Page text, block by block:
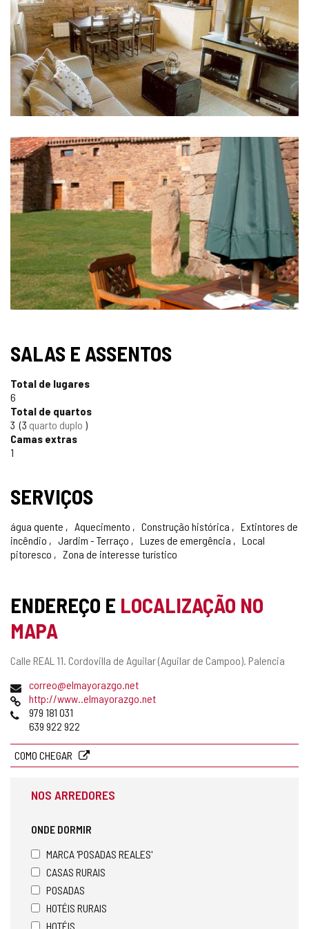
IMAGENS
SELO
TURISMO
CONFIÁVEL
SALAS E ASSENTOS
Total de lugares
6
Total de quartos
3 3 quarto duplo
Camas extras
1
SERVIÇOS
água quente Aquecimento Construção histórica
Extintores de
incêndio
Jardim - Terraço Luzes de emergência
Local
pitoresco
Zona de interesse turístico
ENDEREÇO E LOCALIZAÇÃO NO
MAPA
Endereço
Calle REAL 11. Cordovilla de Aguilar (Aguilar de Campoo). Palencia
Endereço
de
email
correo@elmayorazgo.net
Pagina
web
http://www..elmayorazgo.net
Telefones
979 181 031
639 922 922
COMO CHEGAR
NOS ARREDORES
ONDE DORMIR
MARCA 'POSADAS REALES'
CASAS RURAIS
POSADAS
HOTÉIS RURAIS
HOTÉIS